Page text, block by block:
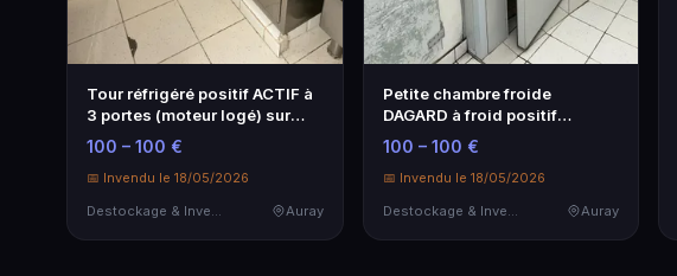
Tour réfrigéré positif ACTIF à
3 portes (moteur logé) sur
so…
100 – 100 €
📅 Invendu le 18/05/2026
Auray
Petite chambre froide
DAGARD à froid positif
(moteur situé à…
100 – 100 €
📅 Invendu le 18/05/2026
Auray